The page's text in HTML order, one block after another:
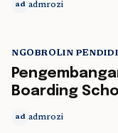
ad admrozi
NGOBROLIN
Boarding
ad admrozi